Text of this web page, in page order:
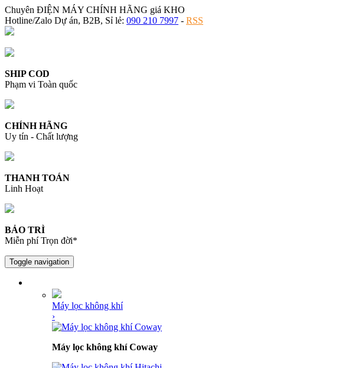
Chuyên ĐIỆN MÁY CHÍNH HÃNG giá KHO
Hotline/Zalo Dự án, B2B, Sỉ lẻ: 090 210 7997 - RSS
SHIP COD
Phạm vi Toàn quốc
CHÍNH HÃNG
Uy tín - Chất lượng
THANH TOÁN
Linh Hoạt
BẢO TRÌ
Miễn phí Trọn đời*
Toggle navigation
Máy lọc không khí
›
Máy lọc không khí Coway